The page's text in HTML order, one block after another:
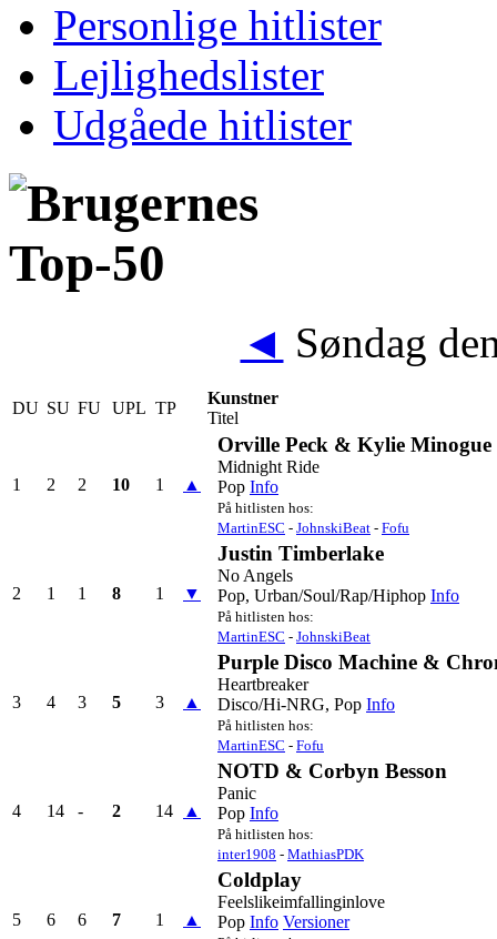
Personlige hitlister
Lejlighedslister
Udgåede hitlister
◄ Søndag
DU SU FU UPL TP
Kunstner
Titel
1 2 2 10 1 ▲
Orville Peck & Kylie
Midnight Ride
Pop Info
På hitlisten hos:
MartinESC - JohnskiBeat - Fofu
2 1 1 8 1 ▼
Justin Timberlake
No Angels
Pop, Urban/Soul/Rap/Hiphop Info
På hitlisten hos:
MartinESC - JohnskiBeat
3 4 3 5 3 ▲
Purple Disco Machine &
Heartbreaker
Disco/Hi-NRG, Pop Info
På hitlisten hos:
MartinESC - Fofu
4 14 - 2 14 ▲
NOTD & Corbyn Besson
Panic
Pop Info
På hitlisten hos:
inter1908 - MathiasPDK
5 6 6 7 1 ▲
Coldplay
Feelslikeimfallinginlove
Pop Info Versioner